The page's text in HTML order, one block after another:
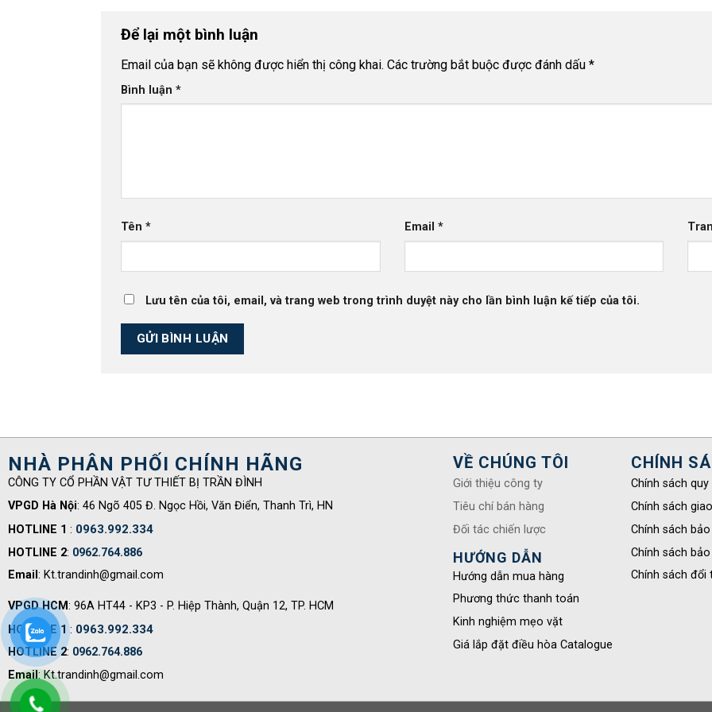
Để lại một bình luận
Email của bạn sẽ không được hiển thị công khai. Các trường bắt buộc được đánh dấu *
Bình luận *
Tên * Email *
Lưu tên của tôi, email, và trang web trong trình duyệt này cho lần bình luận kế tiếp của tôi.
NHÀ PHÂN PHỐI CHÍNH HÃNG
CÔNG TY CỔ PHẦN VẬT TƯ THIẾT BỊ TRẦN ĐÌNH
VPGD Hà Nội: 46 Ngõ 405 Đ. Ngọc Hồi, Văn Điển, Thanh Trì, HN
HOTLINE 1 : 0963.992.334
HOTLINE 2: 0962.764.886
Email : Kt.trandinh@gmail.com
VPGD HCM: 96A HT44 - KP3 - P. Hiệp Thành, Quận 12, TP. HCM
HOTLINE 1 : 0963.992.334
HOTLINE 2: 0962.764.886
Email : Kt.trandinh@gmail.com
VỀ CHÚNG TÔI
Giới thiệu công ty
Tiêu chí bán hàng
Đối tác chiến lược
HƯỚNG DẪN
Hướng dẫn mua hàng
Phương thức thanh toán
Kinh nghiệm mẹo vặt
Giá lắp đặt điều hòa Catalogue
CHÍNH
Chính sách
Chính sách
Chính sách
Chính sách
Chính sách đổi